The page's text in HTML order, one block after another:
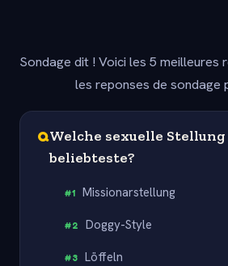
Sondage dit ! Voici les 5 meilleures
les reponses de sondage
QWelche sexuelle
beliebteste?
#1 Missionarstellung
#2 Doggy-Style
#3 Löffeln